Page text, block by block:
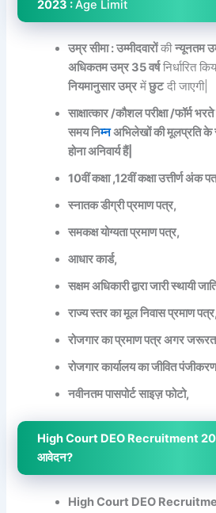
2023 :Age Limit
उम्र सीमा : उम्मीदवारोंकीन्यूनतम
अधिकतम उम्र 35 वर्षनिर्धारित
नियमानुसार उम्रमेंछुटदी जाएगी|
साक्षात्कार /कौशल परीक्षा /फॉर्म
समय निम्नअभिलेखों की मूलप्रति के
होना अनिवार्य हैं|
10वीं कक्षा ,12वीं कक्षा उत्तीर्ण अंक
स्नातक डीग्री प्रमाण पत्र,
समकक्ष योग्यता प्रमाण पत्र,
आधार कार्ड,
सक्षम अधिकारी द्वारा जारी स्थायी
राज्य स्तर का मूल निवास प्रमाण पत्र,
रोजगार का प्रमाण पत्र अगर जरूरत
रोजगार कार्यालय का जीवित
नवीनतम पासपोर्ट साइज़ फोटो,
High Court DEO Recruitment
आवेदन?
High Court DEO